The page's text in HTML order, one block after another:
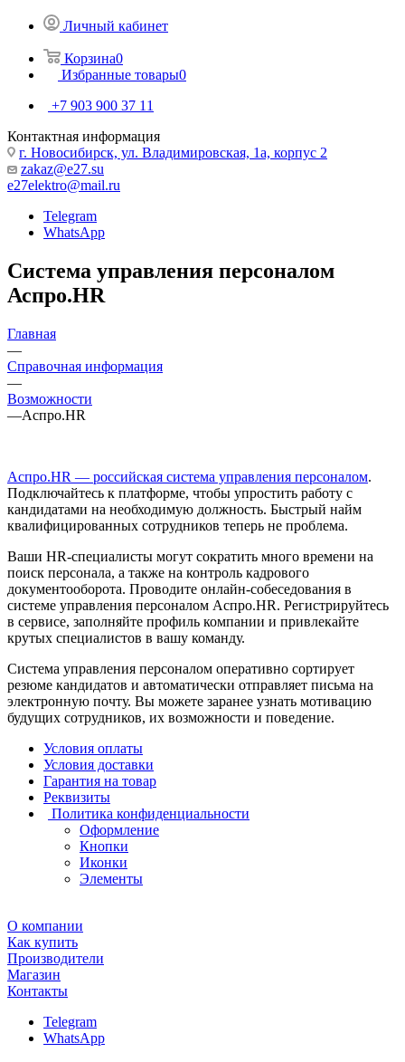
Личный кабинет
Корзина0
Избранные товары0
+7 903 900 37 11
Контактная информация
г. Новосибирск, ул. Владимировская, 1а, корпус 2
zakaz@e27.su
e27elektro@mail.ru
Telegram
WhatsApp
Система управления персоналом
Аспро.HR
Главная
—
Справочная информация
—
Возможности
—Аспро.HR
Аспро.HR — российская система управления персоналом.
Подключайтесь к платформе, чтобы упростить работу с
кандидатами на необходимую должность. Быстрый найм
квалифицированных сотрудников теперь не проблема.
Ваши HR-специалисты могут сократить много времени на
поиск персонала, а также на контроль кадрового
документооборота. Проводите онлайн-собеседования в
системе управления персоналом Аспро.HR. Регистрируйтесь
в сервисе, заполняйте профиль компании и привлекайте
крутых специалистов в вашу команду.
Система управления персоналом оперативно сортирует
резюме кандидатов и автоматически отправляет письма на
электронную почту. Вы можете заранее узнать мотивацию
будущих сотрудников, их возможности и поведение.
Условия оплаты
Условия доставки
Гарантия на товар
Реквизиты
Политика конфиденциальности
Оформление
Кнопки
Иконки
Элементы
О компании
Как купить
Производители
Магазин
Контакты
Telegram
WhatsApp